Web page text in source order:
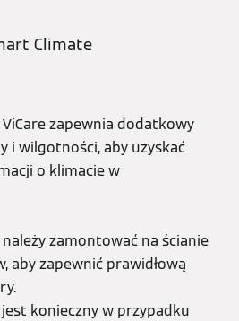
Climate
zapewnia dodatkowy
i wilgotności, aby uzyskać
o klimacie w
zamontować na ścianie
aby zapewnić prawidłową
konieczny w przypadku